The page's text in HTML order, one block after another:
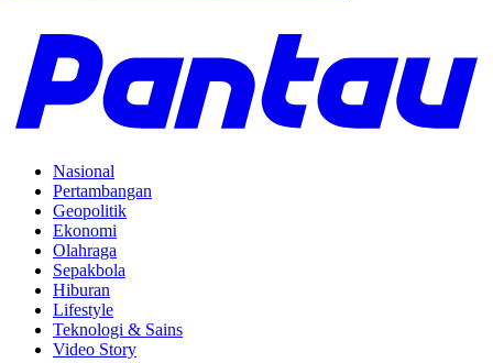
Nasional
Pertambangan
Geopolitik
Ekonomi
Olahraga
Sepakbola
Hiburan
Lifestyle
Teknologi & Sains
Video Story